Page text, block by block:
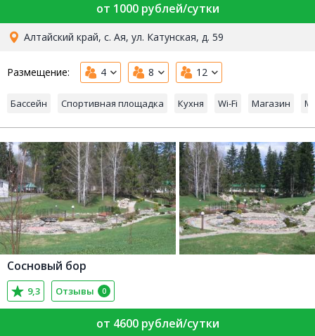
от 1000 рублей/сутки
Алтайский край, с. Ая, ул. Катунская, д. 59
Размещение: 4 8 12
Бассейн Спортивная площадка Кухня Wi-Fi Магазин
Сосновый бор
9,3 Отзывы 0
от 4600 рублей/сутки